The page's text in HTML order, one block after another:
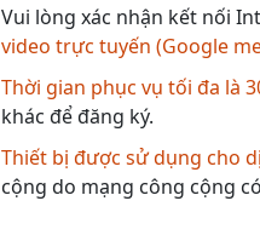
Vui lòng xác nhận kết nối
video trực tuyến (Google
Thời gian phục vụ tối đa là
khác để đăng ký.
Thiết bị được sử dụng cho
cộng do mạng công cộng